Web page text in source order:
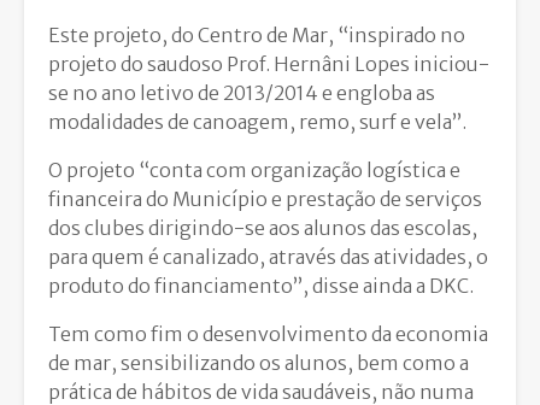
Este projeto, do Centro de Mar, “inspirado no
projeto do saudoso Prof. Hernâni Lopes iniciou-
se no ano letivo de 2013/2014 e engloba as
modalidades de canoagem, remo, surf e vela”.
O projeto “conta com organização logística e
financeira do Município e prestação de serviços
dos clubes dirigindo-se aos alunos das escolas,
para quem é canalizado, através das atividades, o
produto do financiamento”, disse ainda a DKC.
Tem como fim o desenvolvimento da economia
de mar, sensibilizando os alunos, bem como a
prática de hábitos de vida saudáveis, não numa